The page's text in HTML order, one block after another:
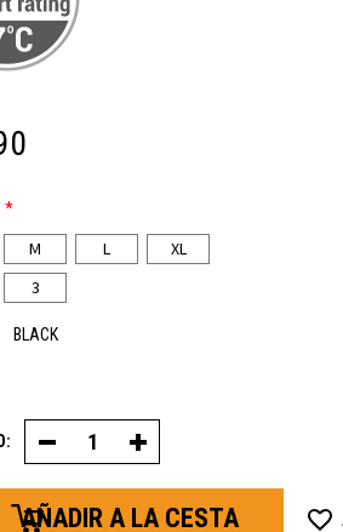
*
M L
XL
3
BLACK
Disminuir
la
cantidad
de
Chaqueta
Aumentar
la
cantidad
Chaqueta